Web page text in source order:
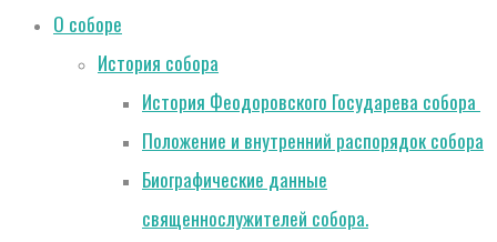
О соборе
История собора
История Феодоровского Государева собора
Положение и внутренний распорядок собора
Биографические данные
священнослужителей собора.